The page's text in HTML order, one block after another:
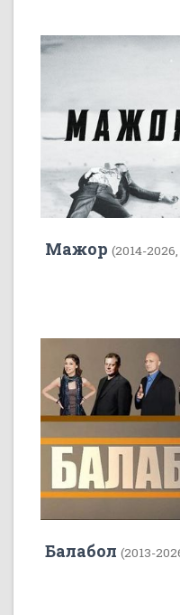
Мажор (2014-
Балабол (2013-